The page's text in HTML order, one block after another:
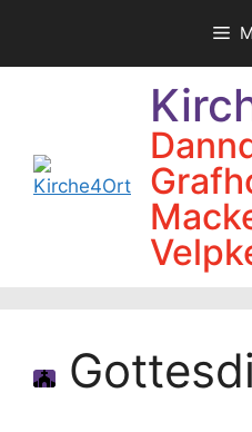
springen